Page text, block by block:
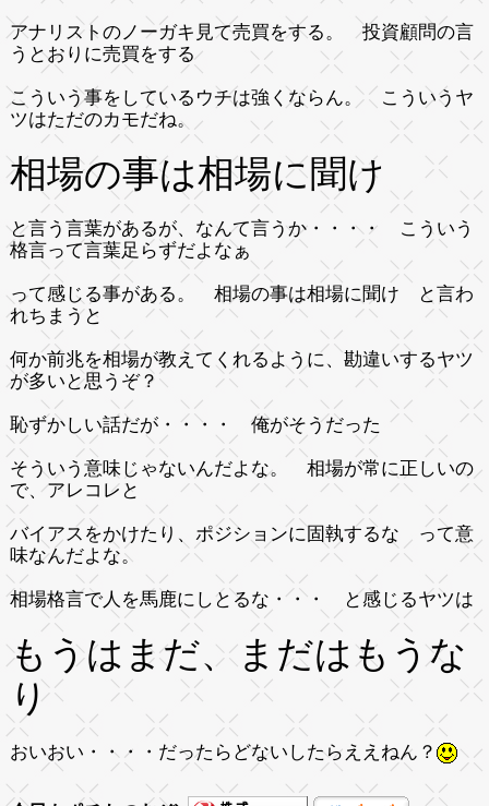
アナリストのノーガキ見て売買をする。 投資顧問の言
うとおりに売買をする
こういう事をしているウチは強くならん。 こういうヤ
ツはただのカモだね。
相場の事は相場に聞け
と言う言葉があるが、なんて言うか・・・・ こういう
格言って言葉足らずだよなぁ
って感じる事がある。 相場の事は相場に聞け と言わ
れちまうと
何か前兆を相場が教えてくれるように、勘違いするヤツ
が多いと思うぞ？
恥ずかしい話だが・・・・ 俺がそうだった
そういう意味じゃないんだよな。 相場が常に正しいの
で、アレコレと
バイアスをかけたり、ポジションに固執するな って意
味なんだよな。
相場格言で人を馬鹿にしとるな・・・ と感じるヤツは
もうはまだ、まだはもうな
り
おいおい・・・・だったらどないしたらええねん？